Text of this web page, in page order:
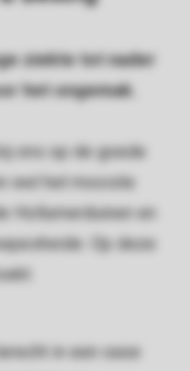
ziekte tot nader
het ongemak.
ons op de goede
wel het mooiste
Hollumerduinen en
Op deze
in een oase